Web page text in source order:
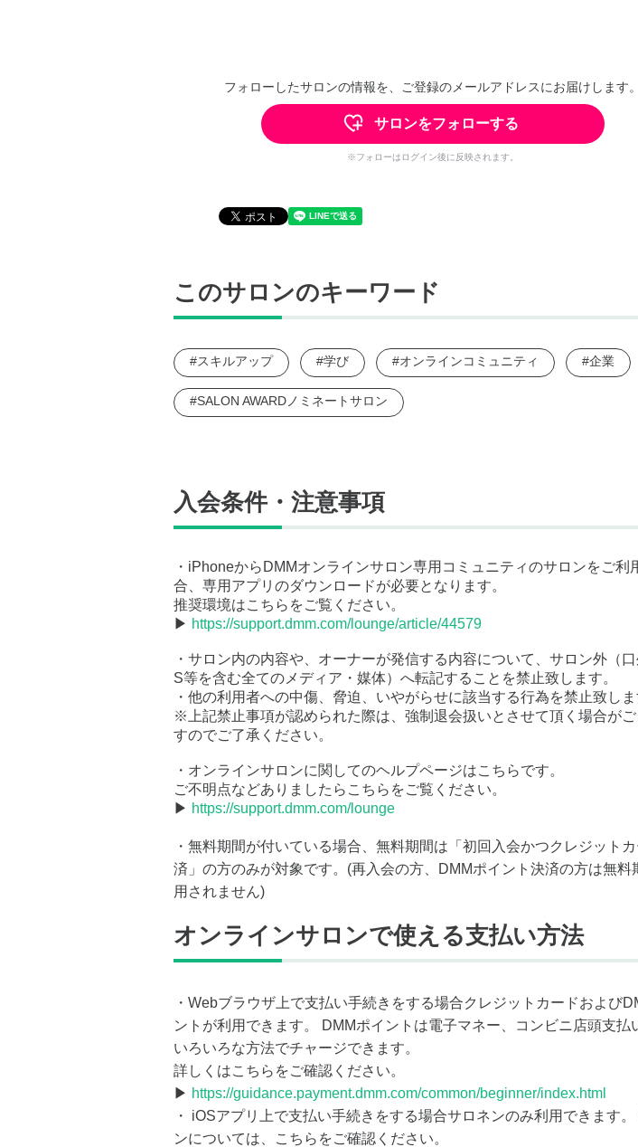
フォローしたサロンの情報を、ご登録のメールアドレスにお届けします。
サロンをフォローする
※フォローはログイン後に反映されます。
このサロンのキーワード
#スキルアップ #学び #オンラインコミュニティ #企業
#SALON AWARDノミネートサロン
入会条件・注意事項
・iPhoneからDMMオンラインサロン専用コミュニティのサロンをご利
合、専用アプリのダウンロードが必要となります。
推奨環境はこちらをご覧ください。
▶ https://support.dmm.com/lounge/article/44579
・サロン内の内容や、オーナーが発信する内容について、サロン外（
S等を含む全てのメディア・媒体）へ転記することを禁止致します。
・他の利用者への中傷、脅迫、いやがらせに該当する行為を禁止致しま
※上記禁止事項が認められた際は、強制退会扱いとさせて頂く場合がご
すのでご了承ください。
・オンラインサロンに関してのヘルプページはこちらです。
ご不明点などありましたらこちらをご覧ください。
▶ https://support.dmm.com/lounge
・無料期間が付いている場合、無料期間は「初回入会かつクレジット
済」の方のみが対象です。(再入会の方、DMMポイント決済の方は無料
用されません)
オンラインサロンで使える支払い方法
・Webブラウザ上で支払い手続きをする場合クレジットカードおよび
ントが利用できます。 DMMポイントは電子マネー、コンビニ店頭支払
いろいろな方法でチャージできます。
詳しくはこちらをご確認ください。
▶ https://guidance.payment.dmm.com/common/beginner/index.html
・ iOSアプリ上で支払い手続きをする場合サロネンのみ利用できます
ンについては、こちらをご確認ください。